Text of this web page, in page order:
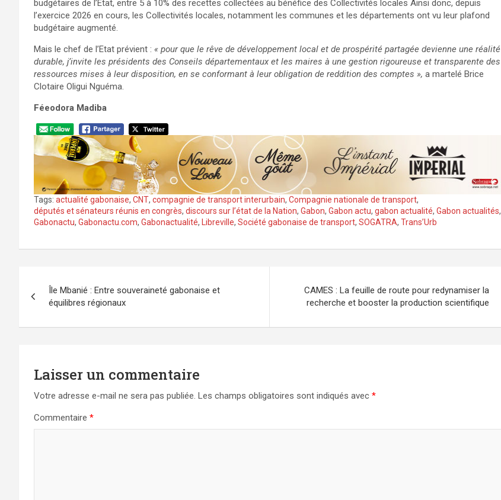
budgétaires de l’Etat, entre 5 à 10% des recettes collectées au bénéfice des Collectivités locales Ainsi donc, depuis
l’exercice 2026 en cours, les Collectivités locales, notamment les communes et les départements ont vu leur plafond
budgétaire augmenté.
Mais le chef de l’Etat prévient : « pour que le rêve de développement local et de prospérité partagée devienne une réalité
durable, j’invite les présidents des Conseils départementaux et les maires à une gestion rigoureuse et transparente des
ressources mises à leur disposition, en se conformant à leur obligation de reddition des comptes », a martelé Brice
Clotaire Oligui Nguéma.
Féeodora Madiba
Tags: actualité gabonaise, CNT, compagnie de transport interurbain, Compagnie nationale de transport,
députés et sénateurs réunis en congrès, discours sur l’état de la Nation, Gabon, Gabon actu, gabon actualité, Gabon actualités,
Gabonactu, Gabonactu.com, Gabonactualité, Libreville, Société gabonaise de transport, SOGATRA, Trans’Urb
Navigation
de
l’article
Île Mbanié : Entre souveraineté gabonaise et
équilibres régionaux
CAMES : La feuille de route pour redynamiser la
recherche et booster la production scientifique
Laisser un commentaire
Votre adresse e-mail ne sera pas publiée. Les champs obligatoires sont indiqués avec *
Commentaire *